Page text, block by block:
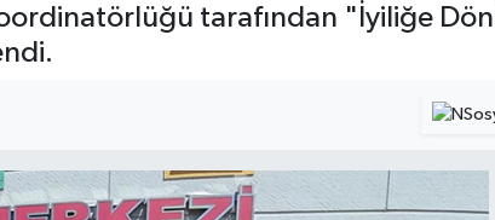
tarafından "İyiliğe